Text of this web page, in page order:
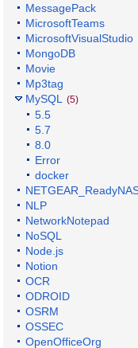
MessagePack
MicrosoftTeams
MicrosoftVisualStudio
MongoDB
Movie
Mp3tag
MySQL
(5)
5.5
5.7
8.0
Error
docker
NLP
NetworkNotepad
NoSQL
Node.js
Notion
OCR
ODROID
OSRM
OSSEC
OpenOfficeOrg